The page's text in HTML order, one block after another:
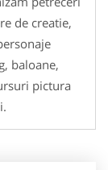
de creatie,
baloane,
pictura